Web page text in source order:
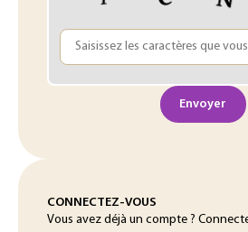
Envoyer
CONNECTEZ-VOUS
Vous avez déjà un compte ?